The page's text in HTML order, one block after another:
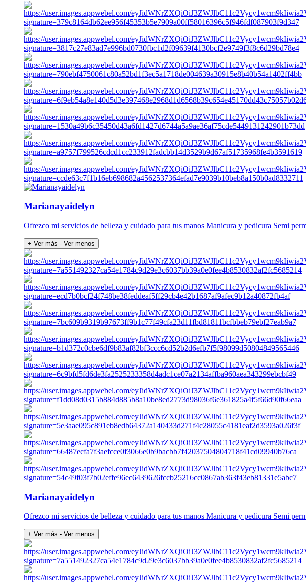
Marianayaidelyn
Ofrezco mi servicios de belleza y cuidado para tus manos Manicura y pedicura Semi
+ Ver más - Ver menos
Marianayaidelyn
Ofrezco mi servicios de belleza y cuidado para tus manos Manicura y pedicura Semi
+ Ver más - Ver menos